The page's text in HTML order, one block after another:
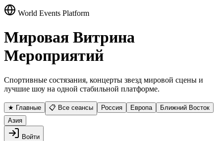
World Events Platform
Мировая Витрина
Мероприятий
Спортивные состязания, концерты звезд мировой сцены и
лучшие шоу на одной стабильной платформе.
★ Главные 📋 Все сеансы Россия Европа
Ближний Восток
Азия
Войти